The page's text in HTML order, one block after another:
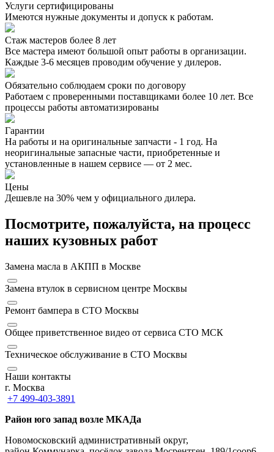
Услуги сертифицированы
Имеются нужные документы и допуск к работам.
Стаж мастеров более 8 лет
Все мастера имеют большой опыт работы в организации.
Каждые 3-6 месяцев проводим обучение у дилеров.
Обязательно соблюдаем сроки по договору
Работаем с проверенными поставщиками более 10 лет. Все
процессы работы автоматизированы
Гарантии
На работы и на оригинальные запчасти - 1 год. На
неоригинальные запасные части, приобретенные и
установленные в нашем сервисе — от 2 мес.
Цены
Дешевле на 30% чем у официального дилера.
Посмотрите, пожалуйста, на процесс
наших кузовных работ
Замена масла в АКПП в Москве
Замена втулок в сервисном центре Москвы
Ремонт бампера в СТО Москвы
Общее приветственное видео от сервиса СТО МСК
Техническое обслуживание в СТО Москвы
Наши контакты
г. Москва
+7 499-403-3891
Район юго запад возле МКАДа
Новомосковский административный округ,